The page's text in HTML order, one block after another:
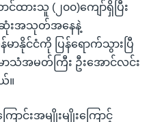
ထားသူ (၂၀၀)ကျော်ရှိပြီး
းအသုတ်အနေနဲ့
ာနိုင်ငံကို ပြန်ရောက်သွားပြီ
မာသံအမတ်ကြီး ဦးအောင်လင်း
။
င်းအမျိုးမျိုးကြောင့်